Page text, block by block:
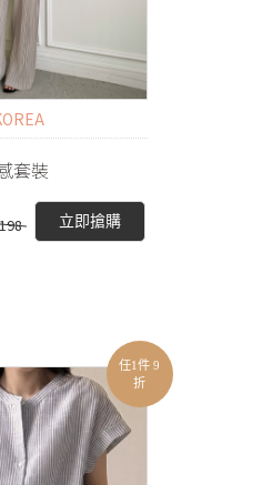
套裝
立即搶購
任1件 9
折